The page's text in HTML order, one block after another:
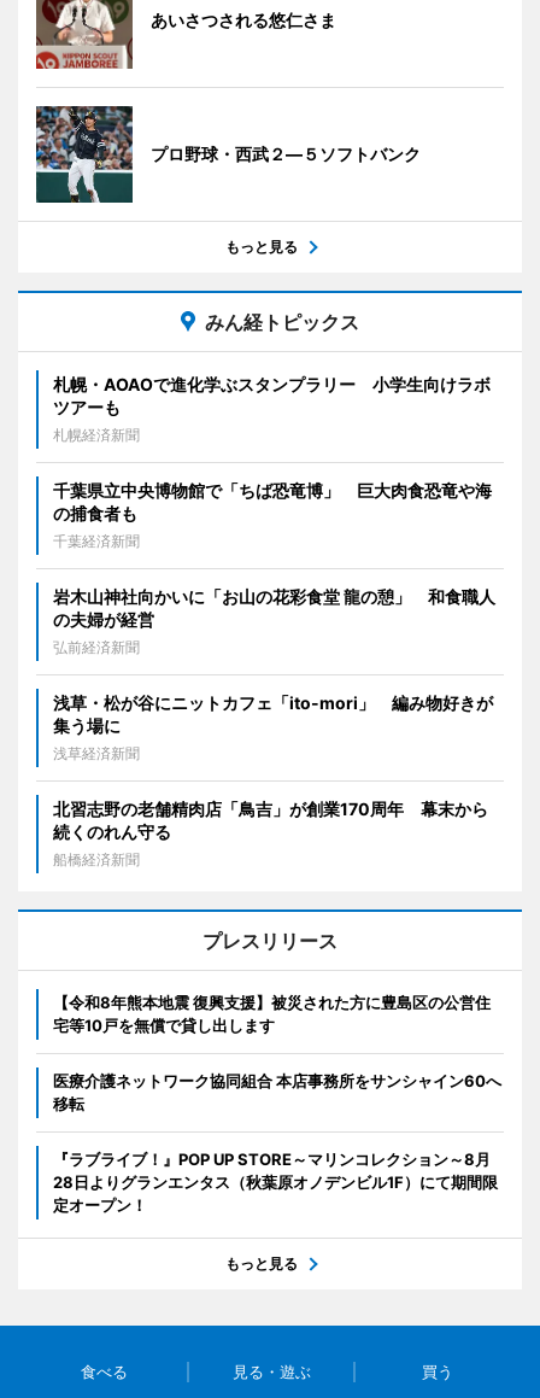
あいさつされる悠仁さま
プロ野球・西武２―５ソフトバンク
もっと見る
みん経トピックス
札幌・AOAOで進化学ぶスタンプラリー 小学生向けラボ
ツアーも
札幌経済新聞
千葉県立中央博物館で「ちば恐竜博」 巨大肉食恐竜や海
の捕食者も
千葉経済新聞
岩木山神社向かいに「お山の花彩食堂 龍の憩」 和食職人
の夫婦が経営
弘前経済新聞
浅草・松が谷にニットカフェ「ito-mori」 編み物好きが
集う場に
浅草経済新聞
北習志野の老舗精肉店「鳥吉」が創業170周年 幕末から
続くのれん守る
船橋経済新聞
プレスリリース
【令和8年熊本地震 復興支援】被災された方に豊島区の公営住
宅等10戸を無償で貸し出します
医療介護ネットワーク協同組合 本店事務所をサンシャイン60へ
移転
『ラブライブ！』POP UP STORE～マリンコレクション～8月
28日よりグランエンタス（秋葉原オノデンビル1F）にて期間限
定オープン！
もっと見る
食べる 見る・遊ぶ 買う